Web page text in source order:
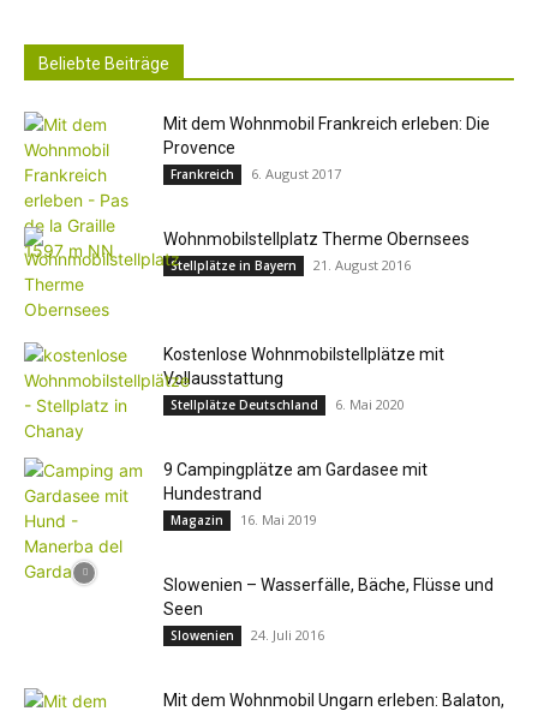
Beliebte Beiträge
Mit dem Wohnmobil Frankreich erleben: Die
Provence
Frankreich 6. August 2017
Wohnmobilstellplatz Therme Obernsees
Stellplätze in Bayern 21. August 2016
Kostenlose Wohnmobilstellplätze mit
Vollausstattung
Stellplätze Deutschland 6. Mai 2020
9 Campingplätze am Gardasee mit
Hundestrand
Magazin 16. Mai 2019
Slowenien – Wasserfälle, Bäche, Flüsse und
Seen
Slowenien 24. Juli 2016
Mit dem Wohnmobil Ungarn erleben: Balaton,